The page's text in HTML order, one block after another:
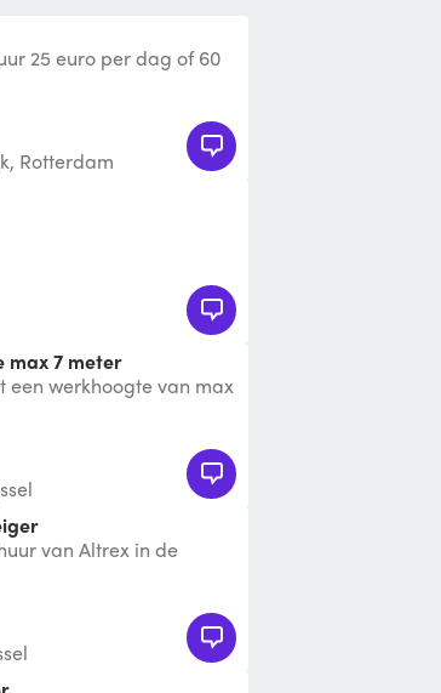
25 euro per dag of 60
Rotterdam
max 7 meter
een werkhoogte van max
van Altrex in de